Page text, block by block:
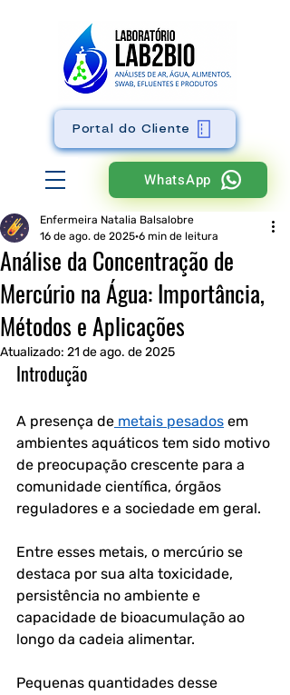
WhatsApp
Portal do Cliente
Análise da Concentração de
Mercúrio na Água: Importância,
Métodos e Aplicações
Enfermeira Natalia Balsalobre
16 de ago. de 2025 6 min de leitura
Atualizado: 21 de ago. de 2025
Introdução
A presença de metais pesados em
ambientes aquáticos tem sido motivo
de preocupação crescente para a
comunidade científica, órgãos
reguladores e a sociedade em geral.
Entre esses metais, o mercúrio se
destaca por sua alta toxicidade,
persistência no ambiente e
capacidade de bioacumulação ao
longo da cadeia alimentar.
Pequenas quantidades desse